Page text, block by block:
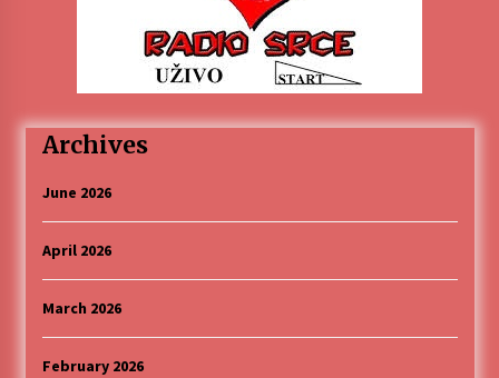
„Караван безбедности саобраћаја
3 months ago
SPORTSKA INFORMACIJA
Povratak u kancelarije časopisa Runway u filmu
18. APRILA
Archives
June 2026
April 2026
March 2026
February 2026